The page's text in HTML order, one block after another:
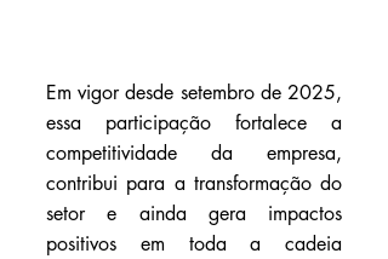
Em vigor desde setembro de 2025,
essa participação fortalece a
competitividade da empresa,
contribui para a transformação do
setor e ainda gera impactos
positivos em toda a cadeia